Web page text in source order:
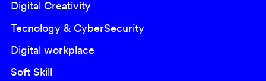
Digital Creativity
Tecnology & CyberSecurity
Digital workplace
Soft Skill